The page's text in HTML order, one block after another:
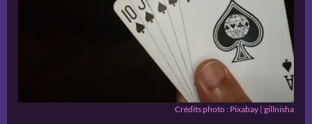
Crédits photo : Pixabay | gillnisha